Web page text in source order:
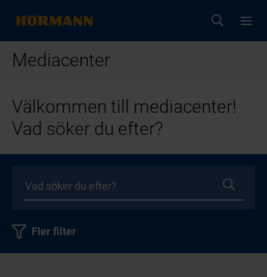
Mediacenter
Välkommen till mediacenter!
Vad söker du efter?
Fler filter